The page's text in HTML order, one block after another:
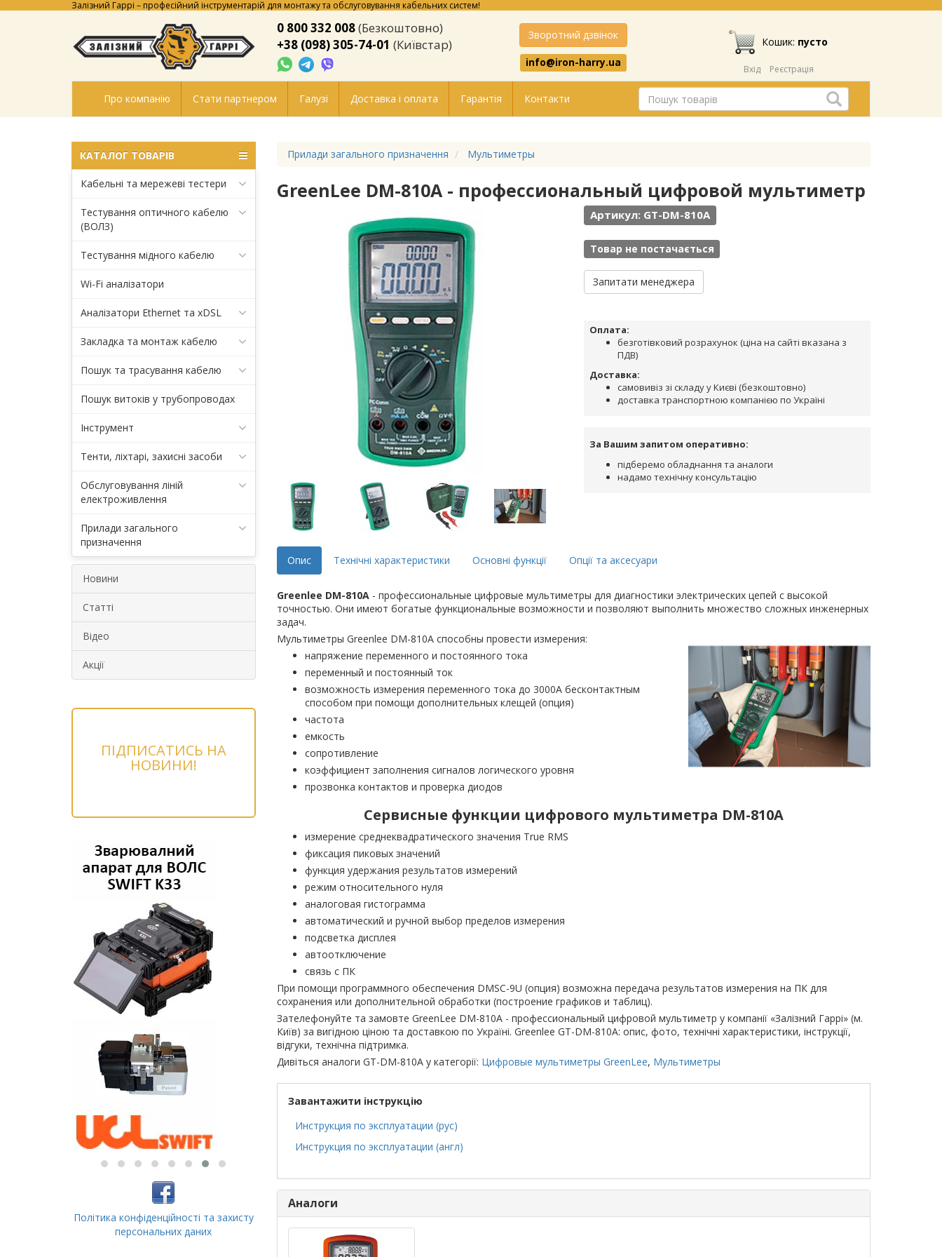
Залізний Гаррі – професійний інструментарій для монтажу та обслуговування кабельних систем!
0 800 332 008(Безкоштовно)
+38 (098) 305-74-01 (Київстар)
Зворотний дзвінок
info@iron-harry.ua
Кошик: пусто
Вхід Реєстрація
Про компанію Стати партнером Галузі Доставка і оплата Гарантія Контакти
КАТАЛОГ ТОВАРІВ
Кабельні та мережеві тестери
Тестування оптичного кабелю
(ВОЛЗ)
Тестування мідного кабелю
Wi-Fi аналізатори
Аналізатори Ethernet та xDSL
Закладка та монтаж кабелю
Пошук та трасування кабелю
Пошук витоків у трубопроводах
Інструмент
Тенти, ліхтарі, захисні засоби
Обслуговування ліній
електроживлення
Прилади загального
призначення
Новини
Статті
Відео
Акції
ПІДПИСАТИСЬ НА
НОВИНИ!
Політика конфіденційності та захисту
персональних даних
Прилади загального призначення Мультиметры
GreenLee DM-810A - профессиональный цифровой мультиметр
Артикул: GT-DM-810A
Товар не постачається
Запитати менеджера
Оплата:
безготівковий розрахунок (ціна на сайті вказана з
ПДВ)
Доставка:
самовивіз зі складу у Києві (безкоштовно)
доставка транспортною компанією по Україні
За Вашим запитом оперативно:
підберемо обладнання та аналоги
надамо технічну консультацію
Опис Технічні характеристики Основні функції Опції та аксесуари
Greenlee DM-810A- профессиональные цифровые мультиметры для диагностики электрических цепей с высокой
точностью. Они имеют богатые функциональные возможности и позволяют выполнить множество сложных инженерных
задач.
Мультиметры Greenlee DM-810A способны провести измерения:
напряжение переменного и постоянного тока
переменный и постоянный ток
возможность измерения переменного тока до 3000А бесконтактным
способом при помощи дополнительных клещей (опция)
частота
емкость
сопротивление
коэффициент заполнения сигналов логического уровня
прозвонка контактов и проверка диодов
Сервисные функции цифрового мультиметра DM-810A
измерение среднеквадратического значения True RMS
фиксация пиковых значений
функция удержания результатов измерений
режим относительного нуля
аналоговая гистограмма
автоматический и ручной выбор пределов измерения
подсветка дисплея
автоотключение
связь с ПК
При помощи программного обеспечения DMSC-9U (опция) возможна передача результатов измерения на ПК для
сохранения или дополнительной обработки (построение графиков и таблиц).
Зателефонуйте та замовте GreenLee DM-810A - профессиональный цифровой мультиметр у компанії «Залізний Гаррі» (м.
Київ) за вигідною ціною та доставкою по Україні. Greenlee GT-DM-810A: опис, фото, технічні характеристики, інструкції,
відгуки, технічна підтримка.
Дивіться аналоги GT-DM-810A у категорії: Цифровые мультиметры GreenLee, Мультиметры
Завантажити інструкцію
Инструкция по эксплуатации (рус)
Инструкция по эксплуатации (англ)
Аналоги